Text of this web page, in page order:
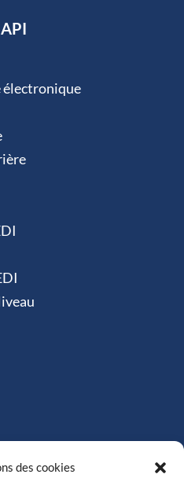
des cookies
électronique